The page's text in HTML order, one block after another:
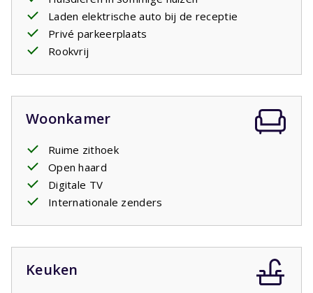
Laden elektrische auto bij de receptie
Privé parkeerplaats
Rookvrij
Woonkamer
Ruime zithoek
Open haard
Digitale TV
Internationale zenders
Keuken